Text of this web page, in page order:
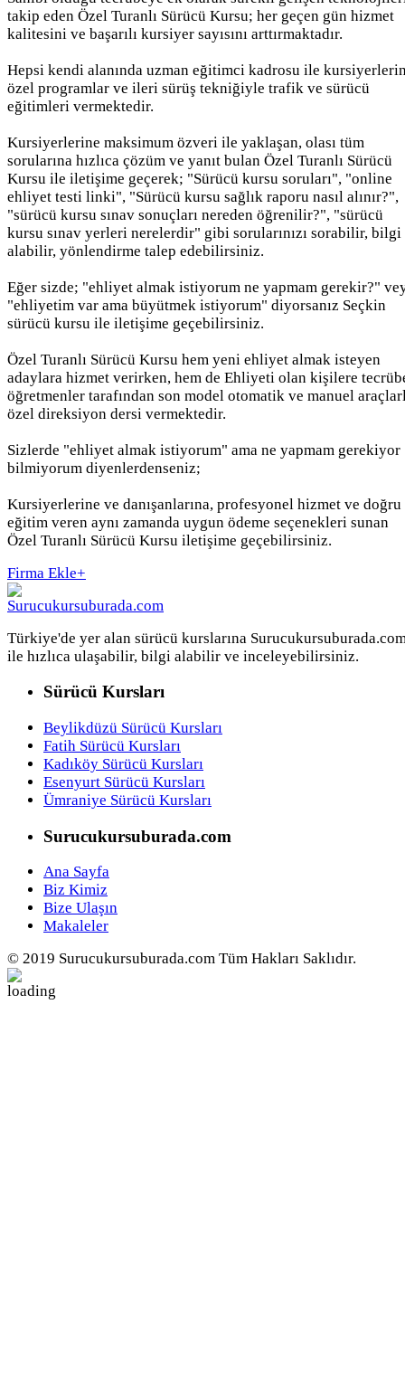
takip eden Özel Turanlı Sürücü Kursu; her geçen gün hizmet
kalitesini ve başarılı kursiyer sayısını arttırmaktadır.
Hepsi kendi alanında uzman eğitimci kadrosu ile
özel programlar ve ileri sürüş tekniğiyle trafik ve sürücü
eğitimleri vermektedir.
Kursiyerlerine maksimum özveri ile yaklaşan, olası tüm
sorularına hızlıca çözüm ve yanıt bulan Özel Turanlı Sürücü
Kursu ile iletişime geçerek; "Sürücü kursu soruları", "online
ehliyet testi linki", "Sürücü kursu sağlık raporu nasıl alınır?",
"sürücü kursu sınav sonuçları nereden öğrenilir?", "sürücü
kursu sınav yerleri nerelerdir" gibi sorularınızı sorabilir, bilgi
alabilir, yönlendirme talep edebilirsiniz.
Eğer sizde; "ehliyet almak istiyorum ne yapmam gerekir?"
"ehliyetim var ama büyütmek istiyorum" diyorsanız Seçkin
sürücü kursu ile iletişime geçebilirsiniz.
Özel Turanlı Sürücü Kursu hem yeni ehliyet almak isteyen
adaylara hizmet verirken, hem de Ehliyeti olan kişilere
öğretmenler tarafından son model otomatik ve manuel
özel direksiyon dersi vermektedir.
Sizlerde "ehliyet almak istiyorum" ama ne yapmam gerekiyor
bilmiyorum diyenlerdenseniz;
Kursiyerlerine ve danışanlarına, profesyonel hizmet ve doğru
eğitim veren aynı zamanda uygun ödeme seçenekleri sunan
Özel Turanlı Sürücü Kursu iletişime geçebilirsiniz.
Firma Ekle+
Türkiye'de yer alan sürücü kurslarına
ile hızlıca ulaşabilir, bilgi alabilir ve inceleyebilirsiniz.
Sürücü Kursları
Beylikdüzü Sürücü Kursları
Fatih Sürücü Kursları
Kadıköy Sürücü Kursları
Esenyurt Sürücü Kursları
Ümraniye Sürücü Kursları
Surucukursuburada.com
Ana Sayfa
Biz Kimiz
Bize Ulaşın
Makaleler
© 2019 Surucukursuburada.com Tüm Hakları Saklıdır.